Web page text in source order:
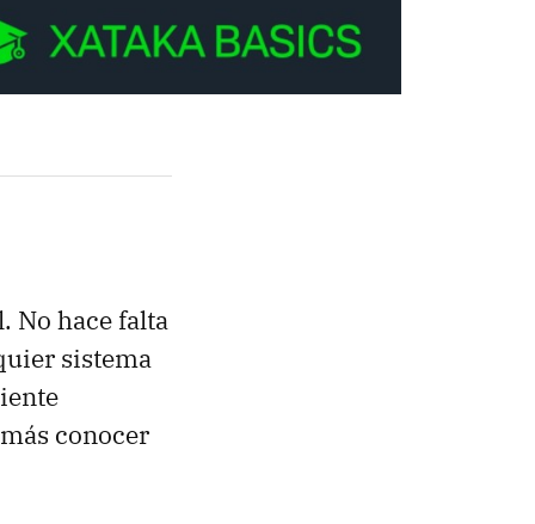
No hace falta
sistema
conocer